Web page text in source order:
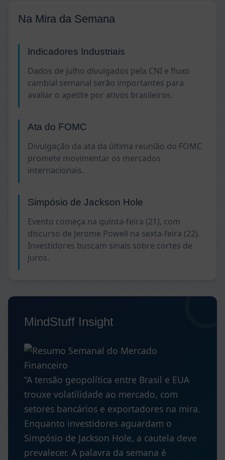
Na Mira da Semana
Indicadores Industriais
Dados de julho divulgados pela CNI e fluxo
cambial semanal serão importantes para
avaliar o apetite por ativos brasileiros.
Ata do FOMC
Divulgação da ata da última reunião do FOMC
promete movimentar os mercados
internacionais.
Simpósio de Jackson Hole
Evento começa na quinta-feira (21), com
discurso de Jerome Powell na sexta-feira (22).
Investidores buscam sinais sobre cortes de
juros.
MindStuff Insight
“A tensão geopolítica entre Brasil e EUA
trouxe volatilidade ao mercado, com
setores bancários e exportadores na mira.
Enquanto investidores aguardam o
Simpósio de Jackson Hole, a cautela deve
prevalecer. A palavra da semana é